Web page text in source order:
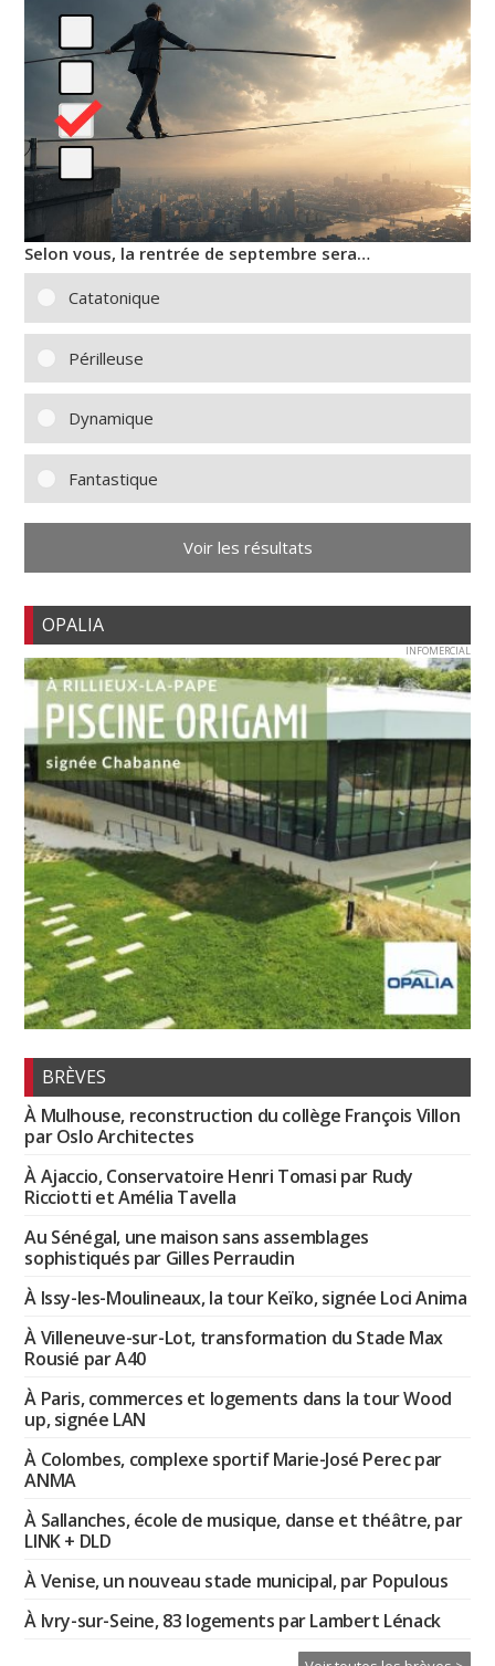
Selon vous, la rentrée de septembre sera…
Catatonique
Périlleuse
Dynamique
Fantastique
Voir les résultats
OPALIA
INFOMERCIAL
BRÈVES
À Mulhouse, reconstruction du collège François Villon
par Oslo Architectes
À Ajaccio, Conservatoire Henri Tomasi par Rudy
Ricciotti et Amélia Tavella
Au Sénégal, une maison sans assemblages
sophistiqués par Gilles Perraudin
À Issy-les-Moulineaux, la tour Keïko, signée Loci Anima
À Villeneuve-sur-Lot, transformation du Stade Max
Rousié par A40
À Paris, commerces et logements dans la tour Wood
up, signée LAN
À Colombes, complexe sportif Marie-José Perec par
ANMA
À Sallanches, école de musique, danse et théâtre, par
LINK + DLD
À Venise, un nouveau stade municipal, par Populous
À Ivry-sur-Seine, 83 logements par Lambert Lénack